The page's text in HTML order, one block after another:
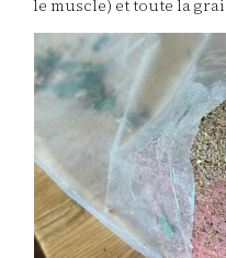
le muscle) et toute la